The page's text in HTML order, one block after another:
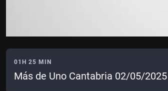
01H 25 MIN
Más de Uno Cantabria 02/05/2025